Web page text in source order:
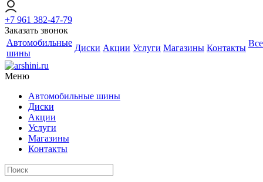
+7 961 382-47-79
Заказать звонок
Автомобильные
шины
Диски Акции Услуги Магазины Контакты Все
Меню
Автомобильные шины
Диски
Акции
Услуги
Магазины
Контакты